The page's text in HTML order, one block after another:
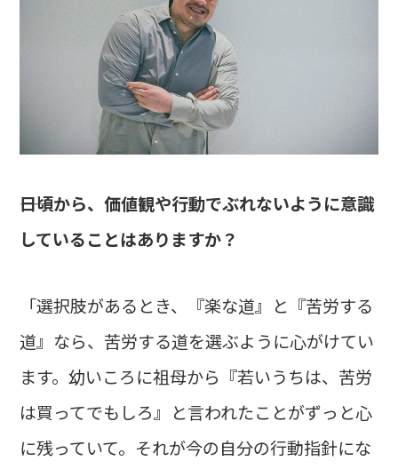
――日頃から、価値観や行動でぶれないように意識
していることはありますか？
「選択肢があるとき、『楽な道』と『苦労する
道』なら、苦労する道を選ぶように心がけてい
ます。幼いころに祖母から『若いうちは、苦労
は買ってでもしろ』と言われたことがずっと心
に残っていて。それが今の自分の行動指針にな